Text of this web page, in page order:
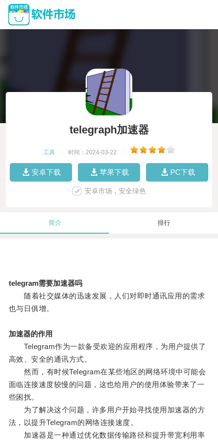
telegraph加速器
工具 时间：2024-03-22
安卓下载 苹果下载 PC下载
安卓市场，安全绿色
简介 排行
telegram需要加速器吗
随着社交媒体的迅速发展，人们对即时通讯应用的需求
也与日俱增。
加速器的作用
Telegram作为一款备受欢迎的应用程序，为用户提供了
高效、安全的通讯方式。
然而，有时候Telegram在某些地区的网络环境中可能会
面临连接速度较慢的问题，这也给用户的使用体验带来了一
些困扰。
为了解决这个问题，许多用户开始寻找使用加速器的方
法，以提升Telegram的网络连接速度。
加速器是一种通过优化数据传输路径和提升带宽利用率